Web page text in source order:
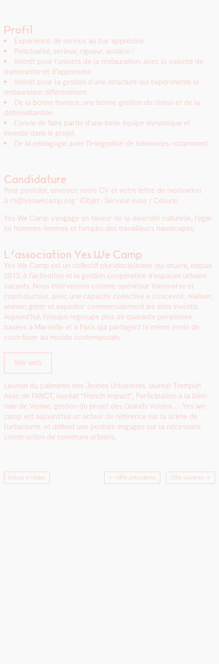
Profil
Expéri­ence de ser­vice au bar appré­ciée
Ponc­tu­al­ité, sérieux, rigueur, audace !
Intérêt pour l’univers de la restau­ra­tion, avec la volon­té de
trans­met­tre et d’apprendre.
Intérêt pour la ges­tion d’une struc­ture qui expéri­mente la
restau­ra­tion dif­férem­ment.
De la bonne humeur, une bonne ges­tion du stress et de la
débrouil­lardise.
L’envie de faire par­tie d’une belle équipe dynamique et
investie dans le pro­jet.
De la péd­a­gogie avec l’intégration de bénév­oles notam­ment.
Candidature
Pour pos­tuler, envoyez votre CV et votre let­tre de moti­va­tion
à rh@yeswecamp.org (Objet : Serveur·euse / Césure)
Yes We Camp s’en­gage en faveur de la diver­sité cul­turelle, l’é­gal­
ité hommes-femmes et l’emploi des tra­vailleurs hand­i­capés.
L’association Yes We Camp
Yes We Camp est un col­lec­tif pluridis­ci­plinaire qui œuvre, depuis
2013, à l’activation et la ges­tion coopéra­tive d’espaces urbains
vacants. Nous inter­venons comme opéra­teur trans­verse et
copro­duc­teur, avec une capac­ité col­lec­tive à con­cevoir, réalis­er,
ani­mer, gér­er et exploiter com­mer­ciale­ment les sites investis.
Aujourd’hui, l’équipe regroupe plus de quar­ante per­son­nes
basées à Mar­seille et à Paris qui parta­gent la même envie de
con­tribuer au monde con­tem­po­rain.
Site web
Lau­réat du pal­marès des Jeunes Urban­istes, lau­réat Trem­plin
Asso de l’ANCT, lau­réat “French Impact”, Par­tic­i­pa­tion à la bien­
nale de Venise, ges­tion du pro­jet des Grands Voisins… : Yes we
camp est aujourd’hui un acteur de référence sur la scène de
l’urbanisme, et défend une pos­ture engagée sur la néces­saire
con­struc­tion de com­muns urbains.
Retour à l'index ← Offre précédente Offre suivante →